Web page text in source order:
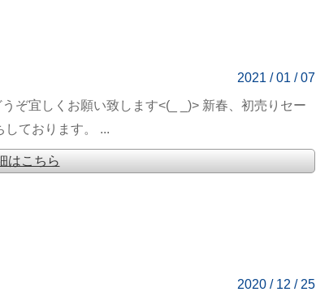
2021 / 01 / 07
ぞ宜しくお願い致します<(_ _)> 新春、初売りセー
しております。 ...
はこちら
2020 / 12 / 25